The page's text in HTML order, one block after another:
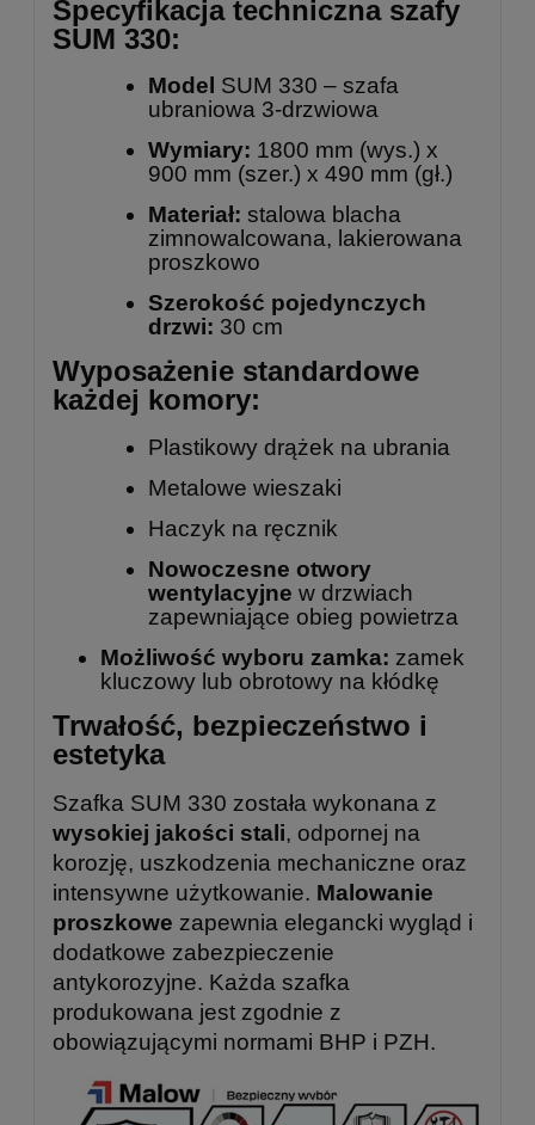
Specyfikacja techniczna szafy
SUM 330:
Model SUM 330 – szafa
ubraniowa 3-drzwiowa
Wymiary: 1800 mm (wys.) x
900 mm (szer.) x 490 mm (gł.)
Materiał: stalowa blacha
zimnowalcowana, lakierowana
proszkowo
Szerokość pojedynczych
drzwi: 30 cm
Wyposażenie standardowe
każdej komory:
Plastikowy drążek na ubrania
Metalowe wieszaki
Haczyk na ręcznik
Nowoczesne otwory
wentylacyjne w drzwiach
zapewniające obieg powietrza
Możliwość wyboru zamka: zamek
kluczowy lub obrotowy na kłódkę
Trwałość, bezpieczeństwo i
estetyka
Szafka SUM 330 została wykonana z
wysokiej jakości stali, odpornej na
korozję, uszkodzenia mechaniczne oraz
intensywne użytkowanie. Malowanie
proszkowe zapewnia elegancki wygląd i
dodatkowe zabezpieczenie
antykorozyjne. Każda szafka
produkowana jest zgodnie z
obowiązującymi normami BHP i PZH.